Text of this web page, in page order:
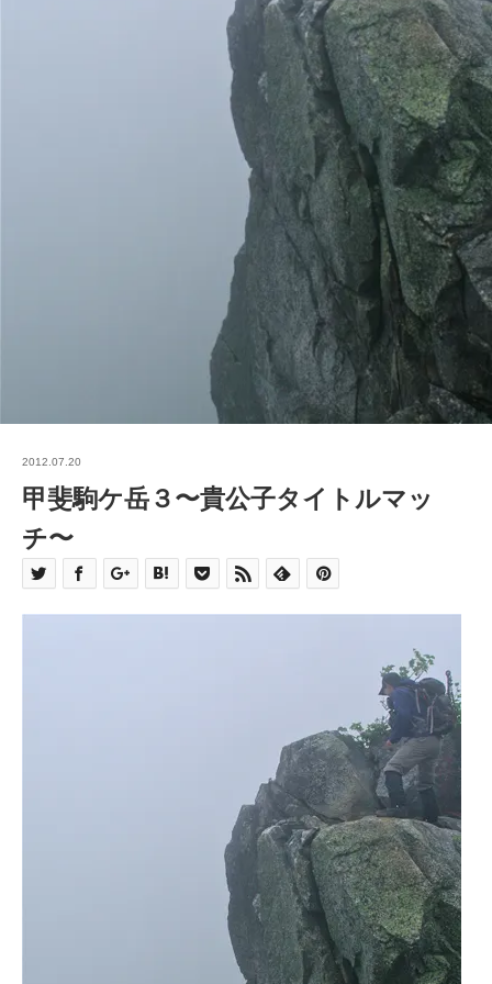
2012.07.20
甲斐駒ケ岳３〜貴公子タイトルマッ
チ〜